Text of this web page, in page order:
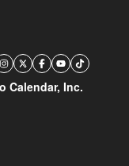
Calendar, Inc.